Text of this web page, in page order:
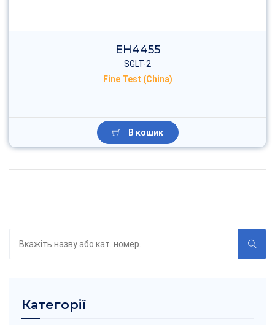
EH4455
SGLT-2
Fine Test (China)
В кошик
Категорії